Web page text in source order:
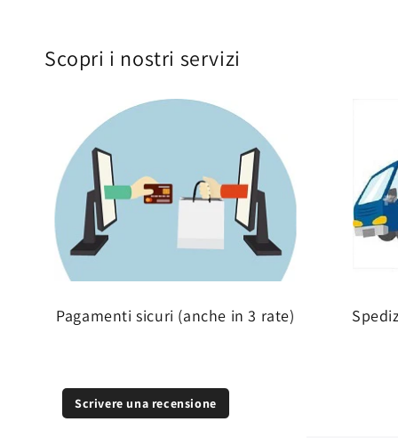
Scopri i nostri servizi
Pagamenti sicuri (anche in 3 rate)
Scrivere una recensione